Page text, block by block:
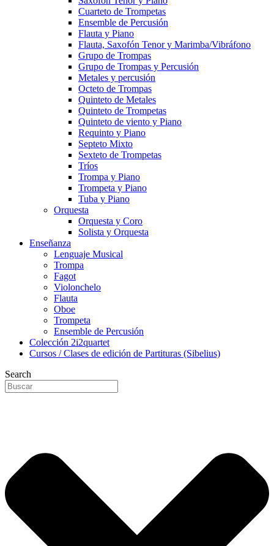
Cuarteto de Trompetas
Ensemble de Percusión
Flauta y Piano
Flauta, Saxofón Tenor y Marimba/Vibráfono
Grupo de Trompas
Grupo de Trompas y Percusión
Metales y percusión
Octeto de Trompas
Quinteto de Metales
Quinteto de Trompetas
Quinteto de viento y Piano
Requinto y Piano
Septeto Mixto
Sexteto de Trompetas
Tríos
Trompa y Piano
Trompeta y Piano
Tuba y Piano
Orquesta
Orquesta y Coro
Solista y Orquesta
Enseñanza
Lenguaje Musical
Trompa
Fagot
Violonchelo
Flauta
Oboe
Trompeta
Ensemble de Percusión
Colección 2i2quartet
Cursos / Clases de edición de Partituras (Sibelius)
Search